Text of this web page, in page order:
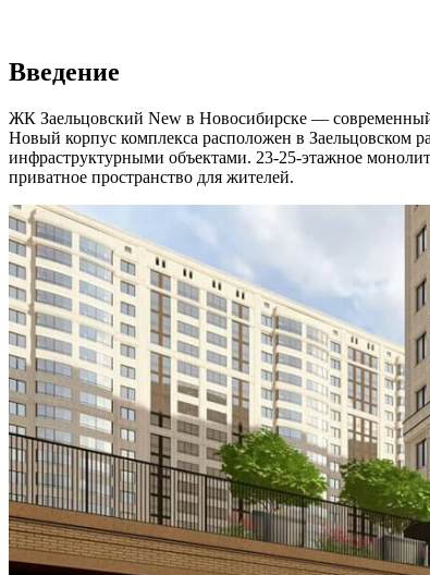
Введение
ЖК Заельцовский New в Новосибирске — современный
Новый корпус комплекса расположен в Заельцовском
инфраструктурными объектами. 23-25-этажное
приватное пространство для жителей.